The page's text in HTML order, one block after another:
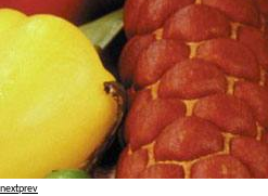
nextprev